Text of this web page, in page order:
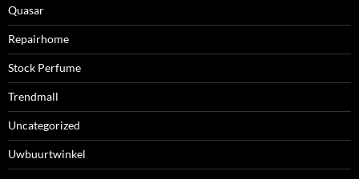
Quasar
Repairhome
Stock Perfume
Trendmall
Uncategorized
Uwbuurtwinkel